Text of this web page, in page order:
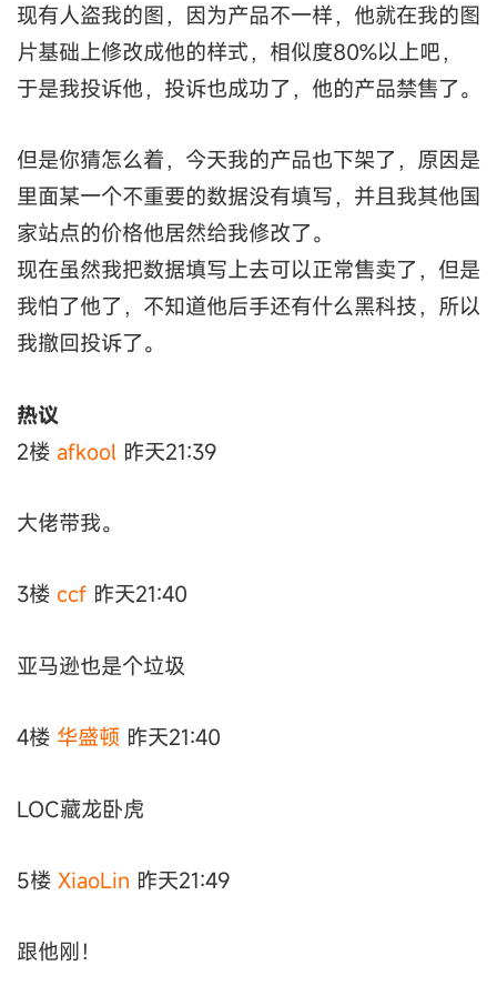
现有人盗我的图，因为产品不一样，他就在我的图
片基础上修改成他的样式，相似度80%以上吧，
于是我投诉他，投诉也成功了，他的产品禁售了。
但是你猜怎么着，今天我的产品也下架了，原因是
里面某一个不重要的数据没有填写，并且我其他国
家站点的价格他居然给我修改了。
现在虽然我把数据填写上去可以正常售卖了，但是
我怕了他了，不知道他后手还有什么黑科技，所以
我撤回投诉了。
热议
2楼 afkool 昨天21:39
大佬带我。
3楼 ccf 昨天21:40
亚马逊也是个垃圾
4楼 华盛顿 昨天21:40
LOC藏龙卧虎
5楼 XiaoLin 昨天21:49
跟他刚！